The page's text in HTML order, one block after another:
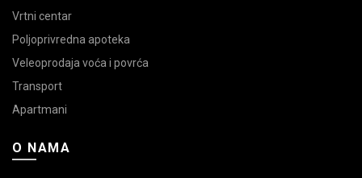
Vrtni centar
Poljoprivredna apoteka
Veleoprodaja voća i povrća
Transport
Apartmani
O NAMA